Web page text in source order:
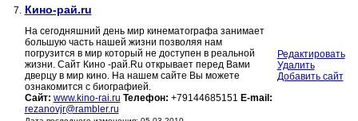
7. Кино-рай.ru
На сегодняшний день мир кинематографа занимает
большую часть нашей жизни позволяя нам
погрузится в мир который не доступен в реальной
жизни. Сайт Кино -рай.Ru открывает перед Вами
дверцу в мир кино. На нашем сайте Вы можете
ознакомится с биографией.
Сайт: www.kino-rai.ru Телефон: +79144685151 E-mail:
rezanovjr@rambler.ru
Редактировать
Удалить
Добавить сайт